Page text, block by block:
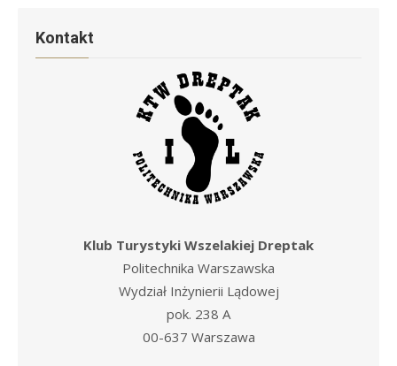
Kontakt
Klub Turystyki Wszelakiej Dreptak
Politechnika Warszawska
Wydział Inżynierii Lądowej
pok. 238 A
00-637 Warszawa